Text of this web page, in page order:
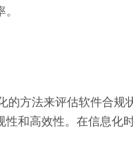
方法来评估软件合
和高效性。在信息